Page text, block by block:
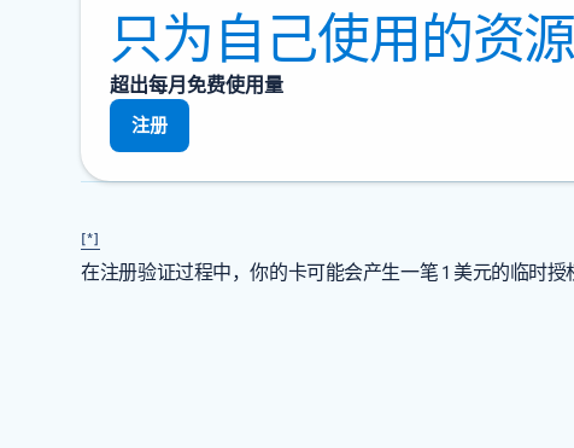
只为自己使用的资
超出每月免费使用量
注册
[*]
在注册验证过程中，你的卡可能会产生一笔 1 美元的临时